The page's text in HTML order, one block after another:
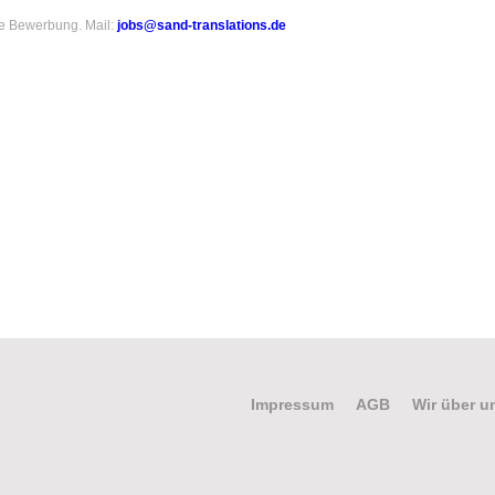
Bewerbung. Mail: jobs@sand-translations.de
Wir über
AGB
Impressum